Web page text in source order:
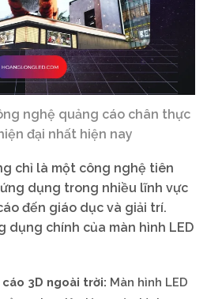
nghệ quảng cáo chân thực
đại nhất hiện nay
chỉ là một công nghệ tiên
dụng trong nhiều lĩnh vực
đến giáo dục và giải trí.
dụng chính của màn hình LED
cáo 3D ngoài trời: Màn hình LED